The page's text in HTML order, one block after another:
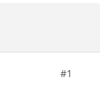
#1